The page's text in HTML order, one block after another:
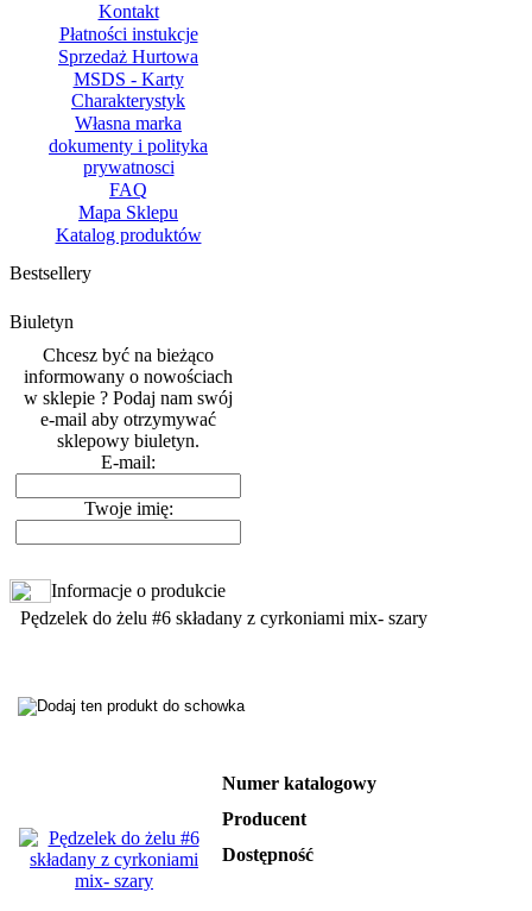
Kontakt
Płatności instukcje
Sprzedaż Hurtowa
MSDS - Karty
Charakterystyk
Własna marka
dokumenty i polityka
prywatnosci
FAQ
Mapa Sklepu
Katalog produktów
Bestsellery
Biuletyn
Chcesz być na bieżąco
informowany o nowościach
w sklepie ? Podaj nam swój
e-mail aby otrzymywać
sklepowy biuletyn.
E-mail:
Twoje imię:
Informacje o produkcie
Pędzelek do żelu #6 składany z cyrkoniami mix- szary
Numer katalogowy
Producent
Dostępność